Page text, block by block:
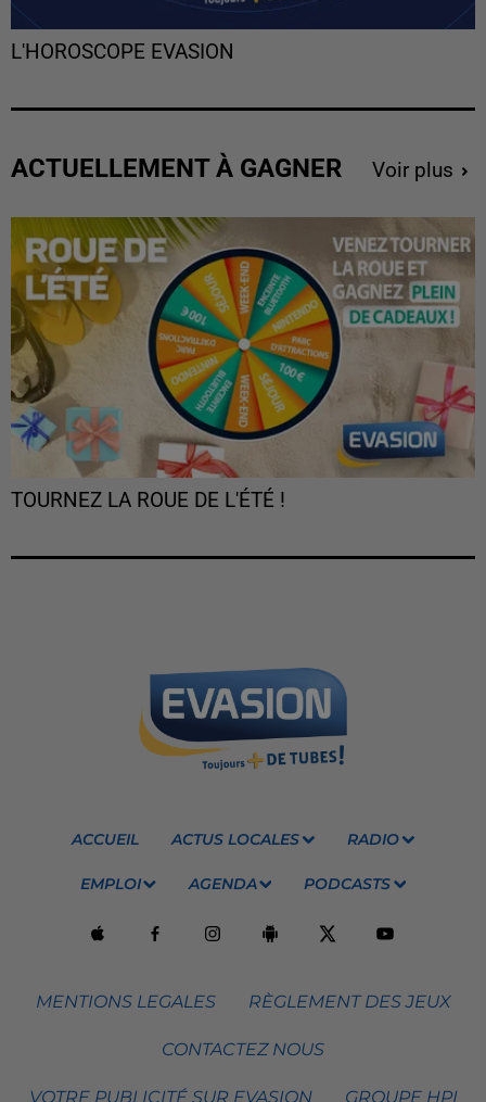
L'HOROSCOPE EVASION
ACTUELLEMENT À GAGNER Voir plus
TOURNEZ LA ROUE DE L'ÉTÉ !
ACCUEIL ACTUS LOCALES RADIO
EMPLOI AGENDA PODCASTS
MENTIONS LEGALES RÈGLEMENT DES JEUX
CONTACTEZ NOUS
VOTRE PUBLICITÉ SUR EVASION GROUPE HPI